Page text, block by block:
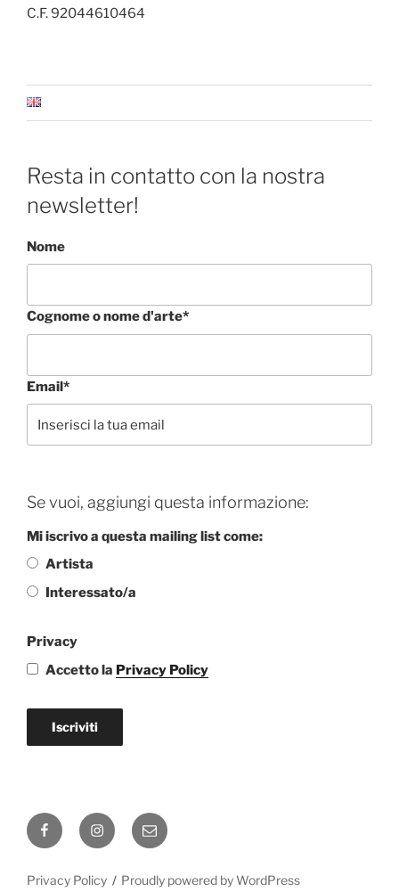
C.F. 92044610464
Resta in contatto con la nostra
newsletter!
Nome
Cognome o nome d'arte*
Email*
Se vuoi, aggiungi questa informazione:
Mi iscrivo a questa mailing list come:
Artista
Interessato/a
Privacy
Accetto la Privacy Policy
Iscriviti
FacebookInstagramEmail
Privacy Policy Proudly powered by WordPress